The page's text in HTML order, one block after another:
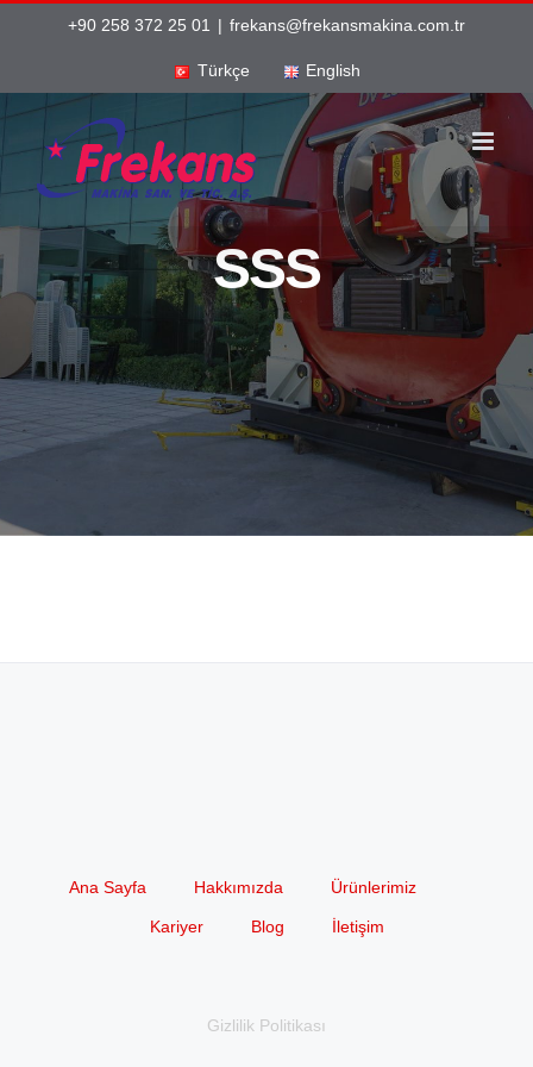
content
+90 258 372 25 01 | frekans@frekansmakina.com.tr
Türkçe English
SSS
Ana Sayfa Hakkımızda Ürünlerimiz
Kariyer Blog İletişim
Gizlilik Politikası